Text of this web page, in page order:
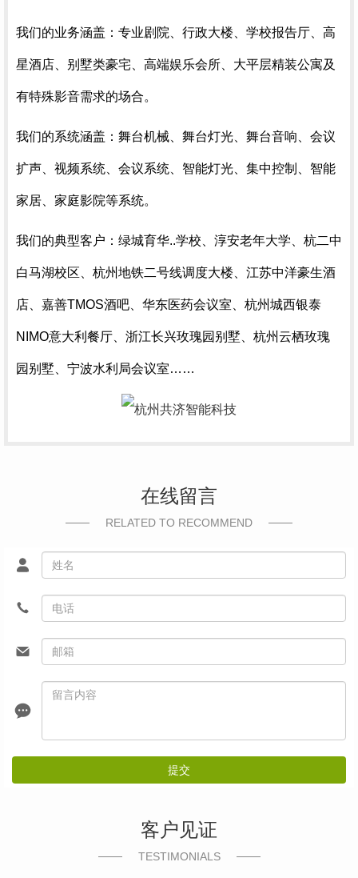
我们的业务涵盖：专业剧院、行政大楼、学校报告厅、高
星酒店、别墅类豪宅、高端娱乐会所、大平层精装公寓及
有特殊影音需求的场合。
我们的系统涵盖：舞台机械、舞台灯光、舞台音响、会议
扩声、视频系统、会议系统、智能灯光、集中控制、智能
家居、家庭影院等系统。
我们的典型客户：绿城育华..学校、淳安老年大学、杭二中
白马湖校区、杭州地铁二号线调度大楼、江苏中洋豪生酒
店、嘉善TMOS酒吧、华东医药会议室、杭州城西银泰
NIMO意大利餐厅、浙江长兴玫瑰园别墅、杭州云栖玫瑰
园别墅、宁波水利局会议室……
在线留言
RELATED TO RECOMMEND
提交
客户见证
TESTIMONIALS